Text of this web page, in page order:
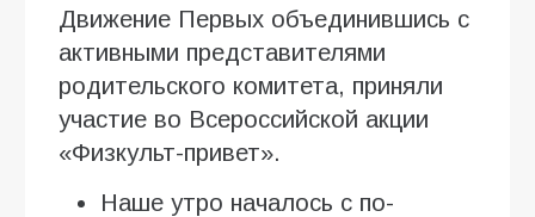
Движение Первых объединившись с
активными представителями
родительского комитета, приняли
участие во Всероссийской акции
«Физкульт-привет».
Наше утро началось с по-